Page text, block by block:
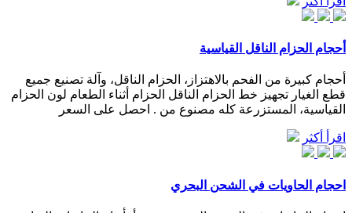
أحجام الحزام الناقل القياسية
أحجام كبيرة من الفحم بالاهتزاز، الحزام الناقل، وآلة تصنيع جميع
قطع الغيار تجهيز خط الحزام الناقل الحزام أثناء الطعام لون الحزام
القياسية، المستزرعة كله مصنوع من . احصل على السعر
اقرأ أكثر
احجام الحاويات في الشحن البحري